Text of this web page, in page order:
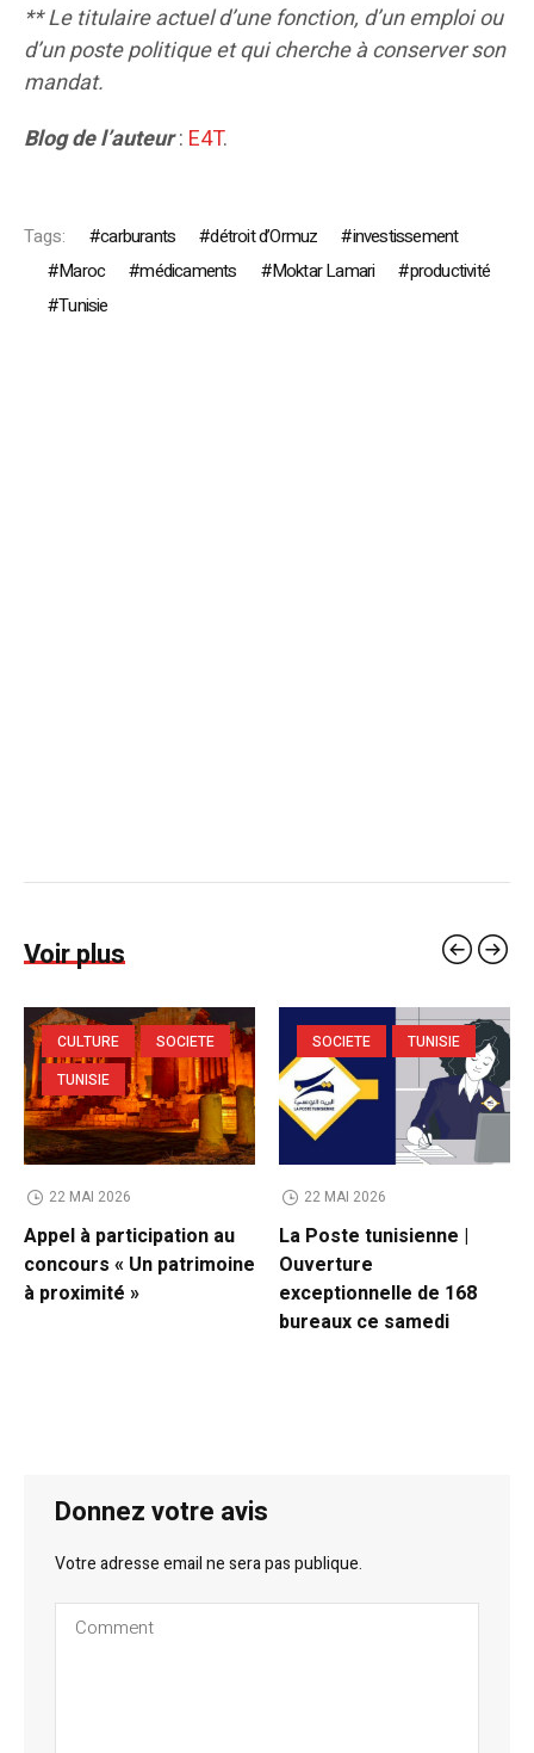
** Le titulaire actuel d’une fonction, d’un emploi ou
d’un poste politique et qui cherche à conserver son
mandat.
Blog de l’auteur: E4T.
Tags: carburants détroit d’Ormuz
investissement
Maroc
médicaments Moktar Lamari
productivité
Tunisie
Voir plus
CULTURE
SOCIETE
TUNISIE
22 MAI 2026
Appel à participation au
concours « Un patrimoine
à proximité »
SOCIETE TUNISIE
22 MAI 2026
La Poste tunisienne |
Ouverture
exceptionnelle de 168
bureaux ce samedi
Donnez votre avis
Votre adresse email ne sera pas publique.